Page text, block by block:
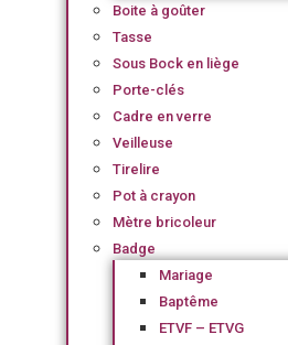
Boite à goûter
Tasse
Sous Bock en liège
Porte-clés
Cadre en verre
Veilleuse
Tirelire
Pot à crayon
Mètre bricoleur
Badge
Mariage
Baptême
ETVF – ETVG